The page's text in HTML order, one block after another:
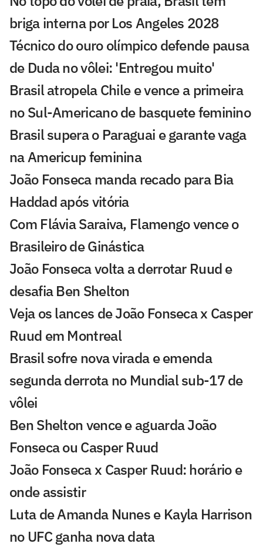
briga interna por Los Angeles 2028
Técnico do ouro olímpico defende pausa
de Duda no vôlei: 'Entregou muito'
Brasil atropela Chile e vence a primeira
no Sul-Americano de basquete feminino
Brasil supera o Paraguai e garante vaga
na Americup feminina
João Fonseca manda recado para Bia
Haddad após vitória
Com Flávia Saraiva, Flamengo vence o
Brasileiro de Ginástica
João Fonseca volta a derrotar Ruud e
desafia Ben Shelton
Veja os lances de João Fonseca x Casper
Ruud em Montreal
Brasil sofre nova virada e emenda
segunda derrota no Mundial sub-17 de
vôlei
Ben Shelton vence e aguarda João
Fonseca ou Casper Ruud
João Fonseca x Casper Ruud: horário e
onde assistir
Luta de Amanda Nunes e Kayla Harrison
no UFC ganha nova data